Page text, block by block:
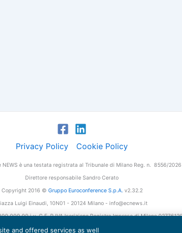
Privacy Policy Cookie Policy
NEWS è una testata registrata al Tribunale di Milano Reg. n. 8556/2026
Direttore responsabile Sandro Cerato
Copyright 2016 © Gruppo Euroconference S.p.A. v2.32.2
Luigi Einaudi, 10N01 - 20124 Milano - info@ecnews.it
i.v. C.F. P.IVA Iscrizione Registro Imprese di Milano
and offered services as well